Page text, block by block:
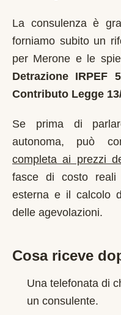
La consulenza è
forniamo subito un
per Merone e le
Detrazione IRPEF
Contributo Legge
Se prima di
autonoma, può
completa ai prezzi
fasce di costo
esterna e il calcolo
delle agevolazioni.
Cosa riceve
Una telefonata di
un consulente.